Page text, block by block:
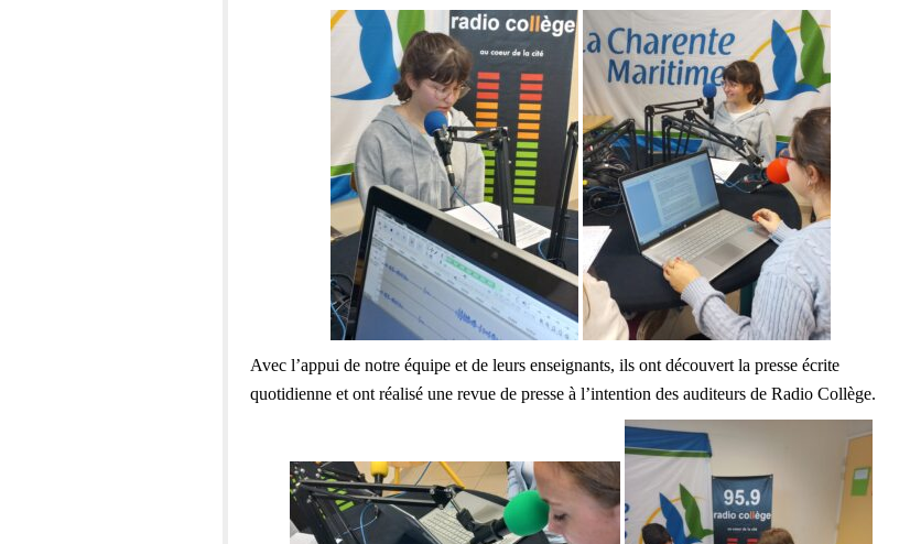
Avec l’appui de notre équipe et de leurs enseignants, ils ont découvert la presse écrite
quotidienne et ont réalisé une revue de presse à l’intention des auditeurs de Radio Collège.